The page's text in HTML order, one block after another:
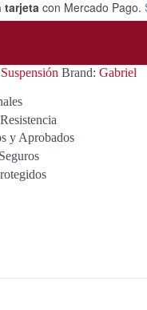
tarjeta con Mercado Pago.
Suspensión Brand: Gabriel
y Aprobados